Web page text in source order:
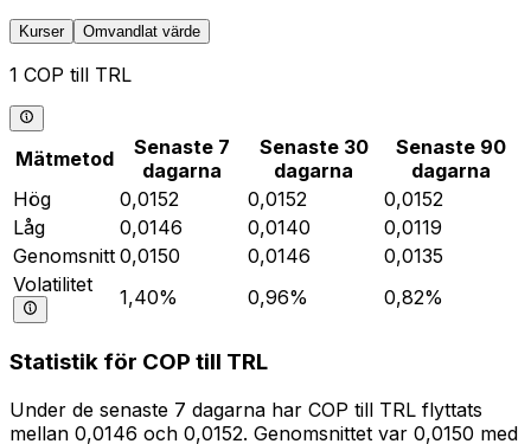
Kurser Omvandlat värde
1 COP till TRL
Mätmetod
Senaste 7
dagarna
Senaste 30
dagarna
Senaste 90
dagarna
Hög
0,0152 0,0152
0,0152
Låg
0,0146 0,0140
0,0119
Genomsnitt 0,0150 0,0146
0,0135
Volatilitet
1,40% 0,96% 0,82%
Statistik för COP till TRL
Under de senaste 7 dagarna har COP till TRL flyttats
mellan 0,0146 och 0,0152. Genomsnittet var 0,0150 med